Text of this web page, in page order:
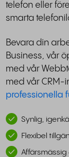
telefon eller
smarta
Bevara din
Business, vår
med vår
med vår CRM-
professionella
Synlig,
Flexibel